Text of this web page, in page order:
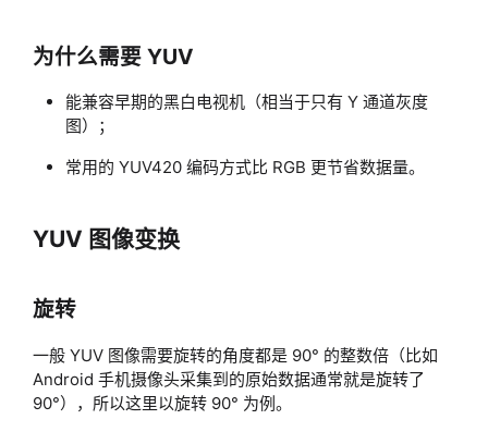
为什么需要 YUV
能兼容早期的黑白电视机（相当于只有 Y 通道灰度
图）；
常用的 YUV420 编码方式比 RGB 更节省数据量。
YUV 图像变换
旋转
一般 YUV 图像需要旋转的角度都是 90° 的整数倍（比如
Android 手机摄像头采集到的原始数据通常就是旋转了
90°），所以这里以旋转 90° 为例。